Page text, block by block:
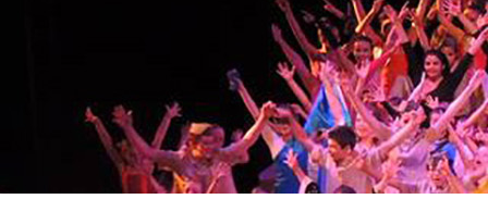
Galeries photos
Actualités